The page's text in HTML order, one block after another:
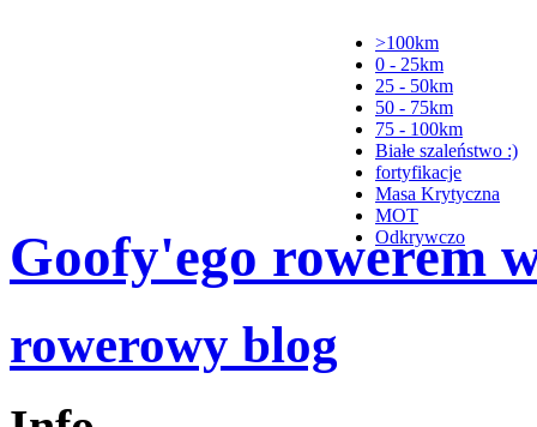
>100km
0 - 25km
25 - 50km
50 - 75km
75 - 100km
Białe szaleństwo :)
fortyfikacje
Masa Krytyczna
MOT
Odkrywczo
Goofy'ego rowerem
rowerowy blog